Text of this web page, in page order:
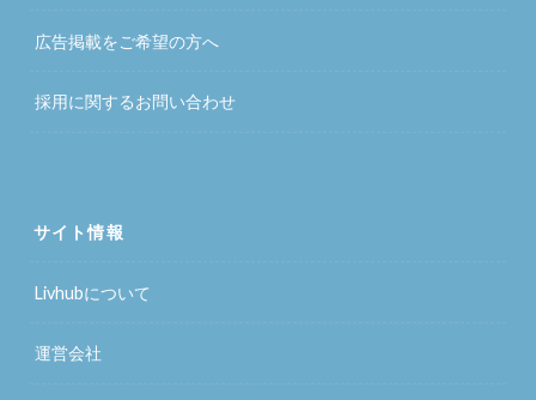
広告掲載をご希望の方へ
採用に関するお問い合わせ
サイト情報
Livhubについて
運営会社